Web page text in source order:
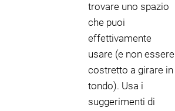
trovare uno spazio
che puoi
effettivamente
usare (e non essere
costretto a girare in
tondo). Usa i
suggerimenti di